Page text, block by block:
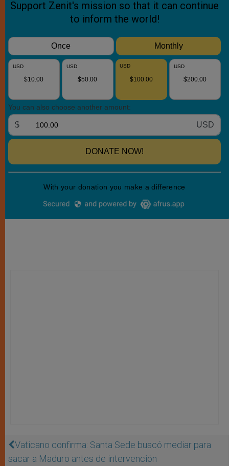
Vaticano confirma: Santa Sede buscó mediar para
sacar a Maduro antes de intervención